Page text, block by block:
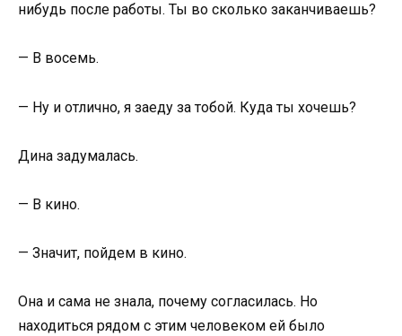
нибудь после работы. Ты во сколько заканчиваешь?
— В восемь.
— Ну и отлично, я заеду за тобой. Куда ты хочешь?
Дина задумалась.
— В кино.
— Значит, пойдем в кино.
Она и сама не знала, почему согласилась. Но
находиться рядом с этим человеком ей было